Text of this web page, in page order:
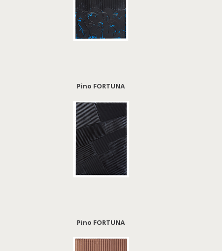
Pino FORTUNA
Pino FORTUNA